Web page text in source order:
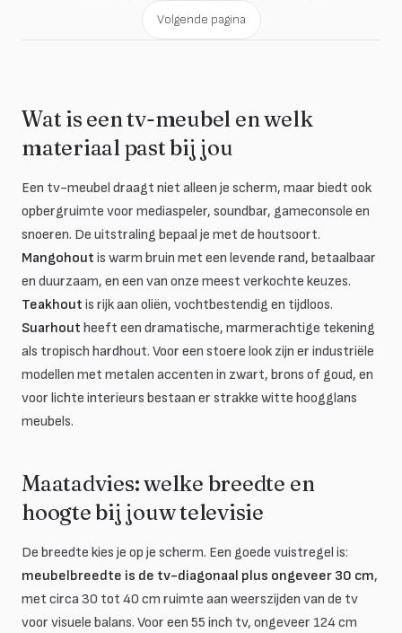
Volgende pagina
Wat is een tv-meubel en welk
materiaal past bij jou
Een tv-meubel draagt niet alleen je scherm, maar biedt ook
opbergruimte voor mediaspeler, soundbar, gameconsole en
snoeren. De uitstraling bepaal je met de houtsoort.
Mangohout is warm bruin met een levende rand, betaalbaar
en duurzaam, en een van onze meest verkochte keuzes.
Teakhout is rijk aan oliën, vochtbestendig en tijdloos.
Suarhout heeft een dramatische, marmerachtige tekening
als tropisch hardhout. Voor een stoere look zijn er industriële
modellen met metalen accenten in zwart, brons of goud, en
voor lichte interieurs bestaan er strakke witte hoogglans
meubels.
Maatadvies: welke breedte en
hoogte bij jouw televisie
De breedte kies je op je scherm. Een goede vuistregel is:
meubelbreedte is de tv-diagonaal plus ongeveer 30 cm,
met circa 30 tot 40 cm ruimte aan weerszijden van de tv
voor visuele balans. Voor een 55 inch tv, ongeveer 124 cm